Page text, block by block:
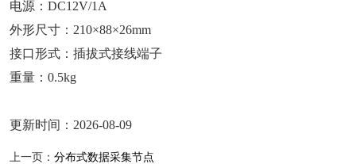
电源：DC12V/1A
外形尺⼨：210×88×26mm
接口形式：插拔式接线端⼦
重量：0.5kg
更新时间：2026-08-09
上一页： 分布式数据采集节点